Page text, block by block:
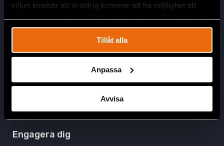
vilket innebär att vi aldrig kommer att ha möjlighet att
spåra en specifik besökares beteende på vår webbplats.
Tillåt alla
Anpassa
Avvisa
info@crd.org
+46 (0)8 545 277 30
Engagera dig